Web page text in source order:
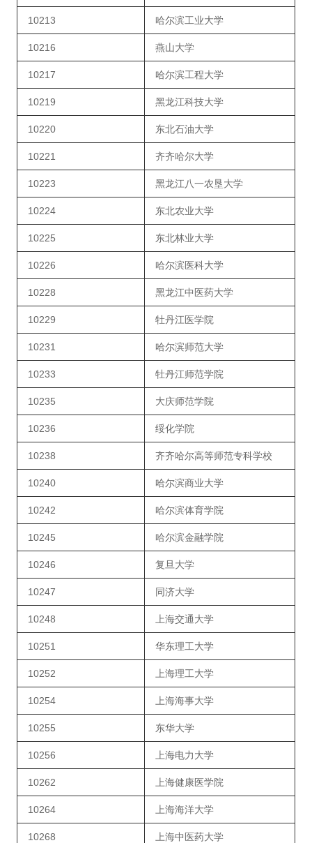
10213 哈尔滨工业大学
10216 燕山大学
10217 哈尔滨工程大学
10219 黑龙江科技大学
10220 东北石油大学
10221 齐齐哈尔大学
10223 黑龙江八一农垦大学
10224 东北农业大学
10225 东北林业大学
10226 哈尔滨医科大学
10228 黑龙江中医药大学
10229 牡丹江医学院
10231 哈尔滨师范大学
10233 牡丹江师范学院
10235 大庆师范学院
10236 绥化学院
10238 齐齐哈尔高等师范专科学校
10240 哈尔滨商业大学
10242 哈尔滨体育学院
10245 哈尔滨金融学院
10246 复旦大学
10247 同济大学
10248 上海交通大学
10251 华东理工大学
10252 上海理工大学
10254 上海海事大学
10255 东华大学
10256 上海电力大学
10262 上海健康医学院
10264 上海海洋大学
10268 上海中医药大学